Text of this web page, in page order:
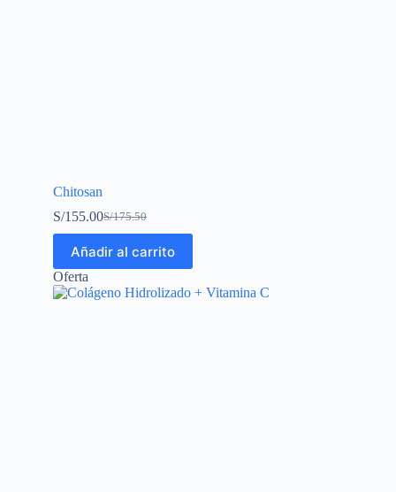
Chitosan
S/175.50
S/155.00
Añadir al carrito
Oferta